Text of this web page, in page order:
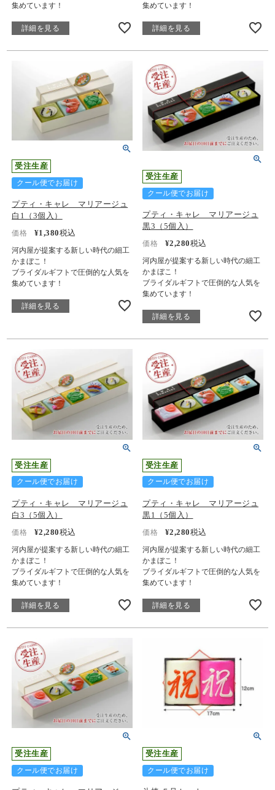
集めています！
詳細を見る
集めています！
詳細を見る
受注生産
クール便でお届け
プティ・キャレ マリアージュ
白1（3個入）
価格 ¥1,380税込
河内屋が提案する新しい時代の細工
かまぼこ！
ブライダルギフトで圧倒的な人気を
集めています！
詳細を見る
受注生産
クール便でお届け
プティ・キャレ マリアージュ
黒3（5個入）
価格 ¥2,280税込
河内屋が提案する新しい時代の細工
かまぼこ！
ブライダルギフトで圧倒的な人気を
集めています！
詳細を見る
受注生産
クール便でお届け
プティ・キャレ マリアージュ
白3（5個入）
価格 ¥2,280税込
河内屋が提案する新しい時代の細工
かまぼこ！
ブライダルギフトで圧倒的な人気を
集めています！
詳細を見る
受注生産
クール便でお届け
プティ・キャレ マリアージュ
黒1（5個入）
価格 ¥2,280税込
河内屋が提案する新しい時代の細工
かまぼこ！
ブライダルギフトで圧倒的な人気を
集めています！
詳細を見る
受注生産
クール便でお届け
受注生産
クール便でお届け